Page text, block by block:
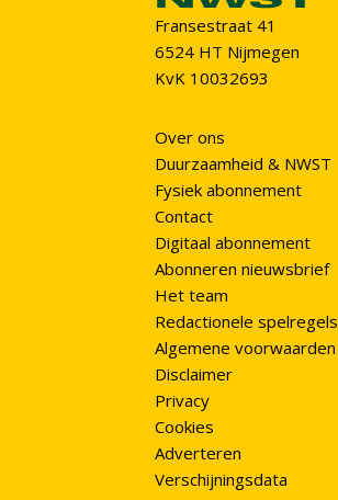
Fransestraat 41
6524 HT Nijmegen
KvK 10032693
Over ons
Duurzaamheid & NWST
Fysiek abonnement
Contact
Digitaal abonnement
Abonneren nieuwsbrief
Het team
Redactionele spelregels
Algemene voorwaarden
Disclaimer
Privacy
Cookies
Adverteren
Verschijningsdata